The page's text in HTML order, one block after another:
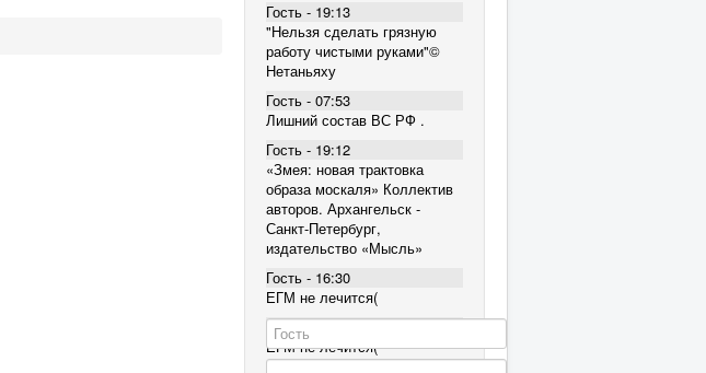
Гость - 19:13
"Нельзя сделать грязную
работу чистыми руками"©
Нетаньяху
Гость - 07:53
Лишний состав ВС РФ .
Гость - 19:12
«Змея: новая трактовка
образа москаля» Коллектив
авторов. Архангельск -
Санкт-Петербург,
издательство «Мысль»
Гость - 16:30
ЕГМ не лечится(
Гость - 16:30
ЕГМ не лечится(